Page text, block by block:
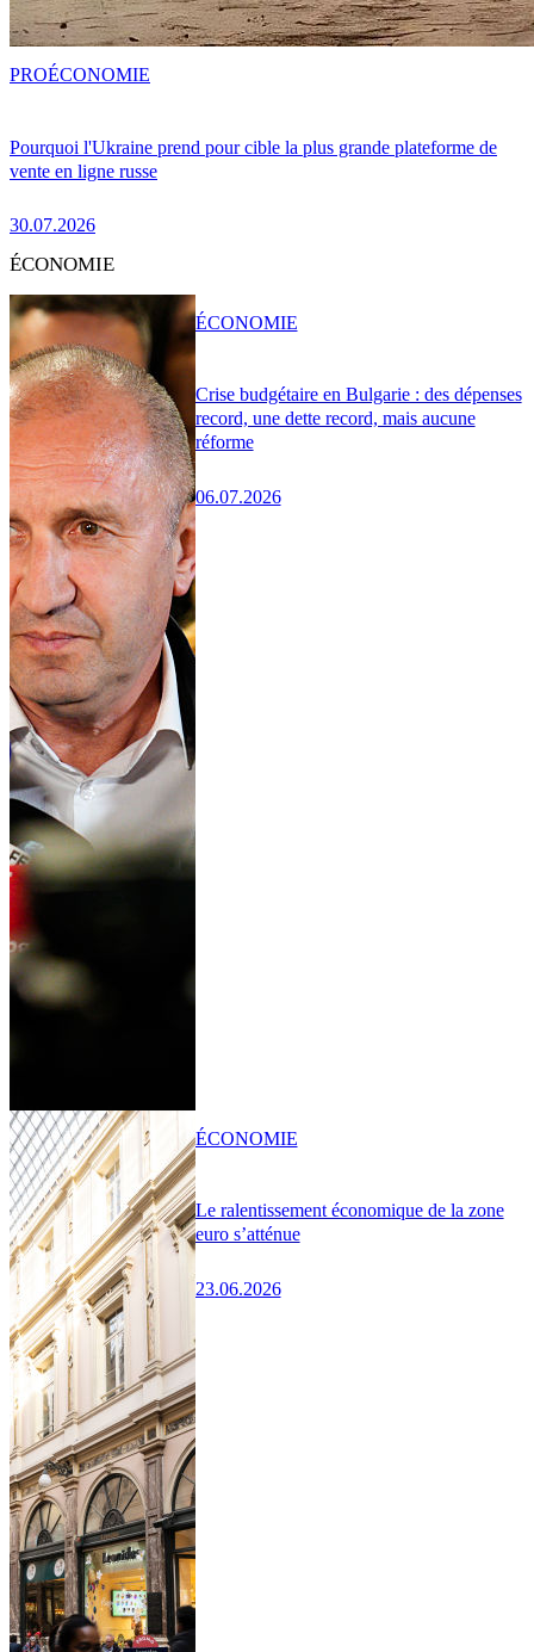
Pourquoi l'Ukraine prend pour cible la plus grande plateforme de
vente en ligne russe
30.07.2026
PROÉCONOMIE
ÉCONOMIE
Crise budgétaire en Bulgarie : des dépenses
record, une dette record, mais aucune
réforme
06.07.2026
ÉCONOMIE
Le ralentissement économique de la zone
euro s’atténue
23.06.2026
ÉCONOMIE